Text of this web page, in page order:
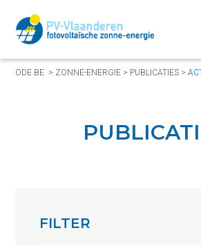
ODE.BE > ZONNE-ENERGIE > PUBLICATIES >
FILTER